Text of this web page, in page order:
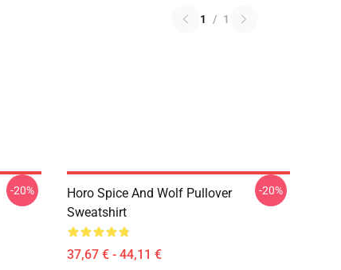
1 / 1
-20%
Horo Spice And Wolf Pullover
Sweatshirt
37,67 € - 44,11 €
-20%